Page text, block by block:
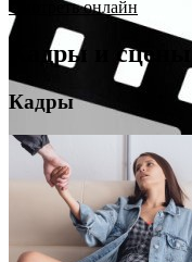
Смотреть онлайн
Кадры и сцены
Кадры